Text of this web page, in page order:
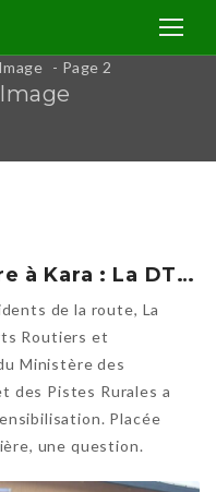
- Page 2
Togo / Sécurité Routière à Kara : La DTRF lance une caravane de sensibilisation dans sept préfectures
de la route, La
Routiers et
Ministère des
des Pistes Rurales a
Placée
une question.